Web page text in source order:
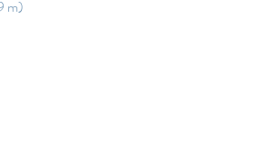
m)